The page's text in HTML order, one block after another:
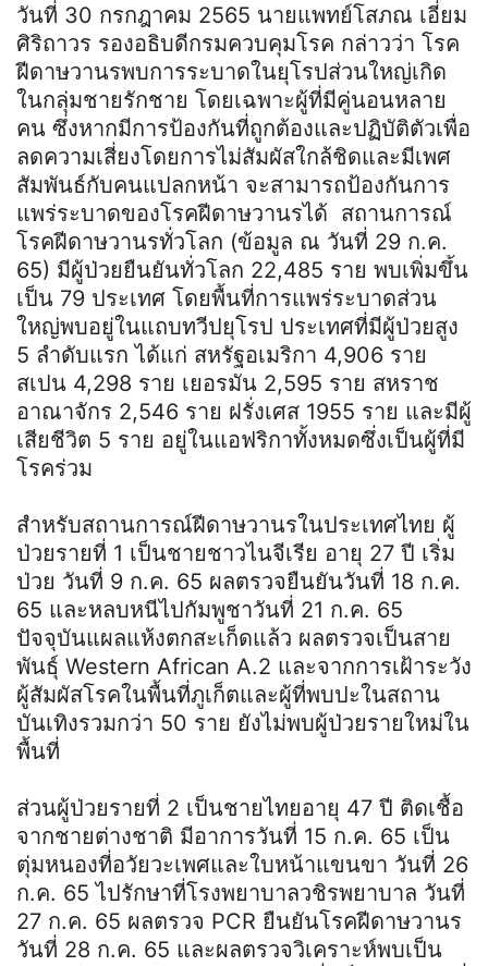
วันที่ 30 กรกฎาคม 2565 นายแพทย์โสภณ เอี่ยม
ศิริถาวร รองอธิบดีกรมควบคุมโรค กล่าวว่า โรค
ฝีดาษวานรพบการระบาดในยุโรปส่วนใหญ่เกิด
ในกลุ่มชายรักชาย โดยเฉพาะผู้ที่มีคู่นอนหลาย
คน ซึ่งหากมีการป้องกันที่ถูกต้องและปฏิบัติตัวเพื่อ
ลดความเสี่ยงโดยการไม่สัมผัสใกล้ชิดและมีเพศ
สัมพันธ์กับคนแปลกหน้า จะสามารถป้องกันการ
แพร่ระบาดของโรคฝีดาษวานรได้ สถานการณ์
โรคฝีดาษวานรทั่วโลก (ข้อมูล ณ วันที่ 29 ก.ค.
65) มีผู้ป่วยยืนยันทั่วโลก 22,485 ราย พบเพิ่มขึ้น
เป็น 79 ประเทศ โดยพื้นที่การแพร่ระบาดส่วน
ใหญ่พบอยู่ในแถบทวีปยุโรป ประเทศที่มีผู้ป่วยสูง
5 ลำดับแรก ได้แก่ สหรัฐอเมริกา 4,906 ราย
สเปน 4,298 ราย เยอรมัน 2,595 ราย สหราช
อาณาจักร 2,546 ราย ฝรั่งเศส 1955 ราย และมีผู้
เสียชีวิต 5 ราย อยู่ในแอฟริกาทั้งหมดซึ่งเป็นผู้ที่มี
โรคร่วม
สำหรับสถานการณ์ฝีดาษวานรในประเทศไทย ผู้
ป่วยรายที่ 1 เป็นชายชาวไนจีเรีย อายุ 27 ปี เริ่ม
ป่วย วันที่ 9 ก.ค. 65 ผลตรวจยืนยันวันที่ 18 ก.ค.
65 และหลบหนีไปกัมพูชาวันที่ 21 ก.ค. 65
ปัจจุบันแผลแห้งตกสะเก็ดแล้ว ผลตรวจเป็นสาย
พันธุ์ Western African A.2 และจากการเฝ้าระวัง
ผู้สัมผัสโรคในพื้นที่ภูเก็ตและผู้ที่พบปะในสถาน
บันเทิงรวมกว่า 50 ราย ยังไม่พบผู้ป่วยรายใหม่ใน
พื้นที่
ส่วนผู้ป่วยรายที่ 2 เป็นชายไทยอายุ 47 ปี ติดเชื้อ
จากชายต่างชาติ มีอาการวันที่ 15 ก.ค. 65 เป็น
ตุ่มหนองที่อวัยวะเพศและใบหน้าแขนขา วันที่ 26
ก.ค. 65 ไปรักษาที่โรงพยาบาลวชิรพยาบาล วันที่
27 ก.ค. 65 ผลตรวจ PCR ยืนยันโรคฝีดาษวานร
วันที่ 28 ก.ค. 65 และผลตรวจวิเคราะห์พบเป็น